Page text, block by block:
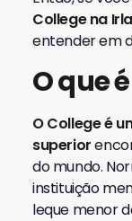
College na
entender em
O que
O College é
superior
do mundo.
instituição
leque menor